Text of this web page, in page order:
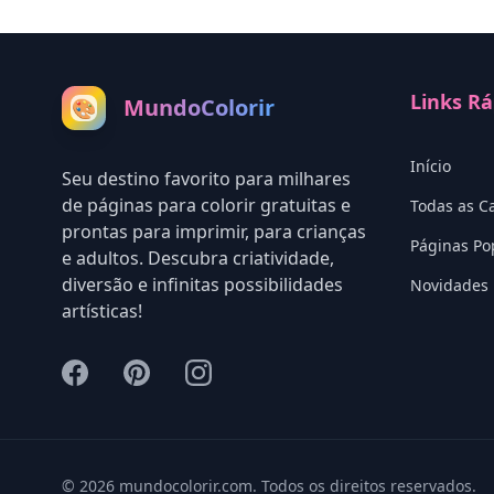
🎨 MundoColorir
Seu destino favorito para milhares
de páginas para colorir gratuitas e
prontas para imprimir, para crianças
e adultos. Descubra criatividade,
diversão e infinitas possibilidades
artísticas!
Links
Início
Todas as
Páginas
Novidades
© 2026 mundocolorir.com. Todos os direitos reservados.